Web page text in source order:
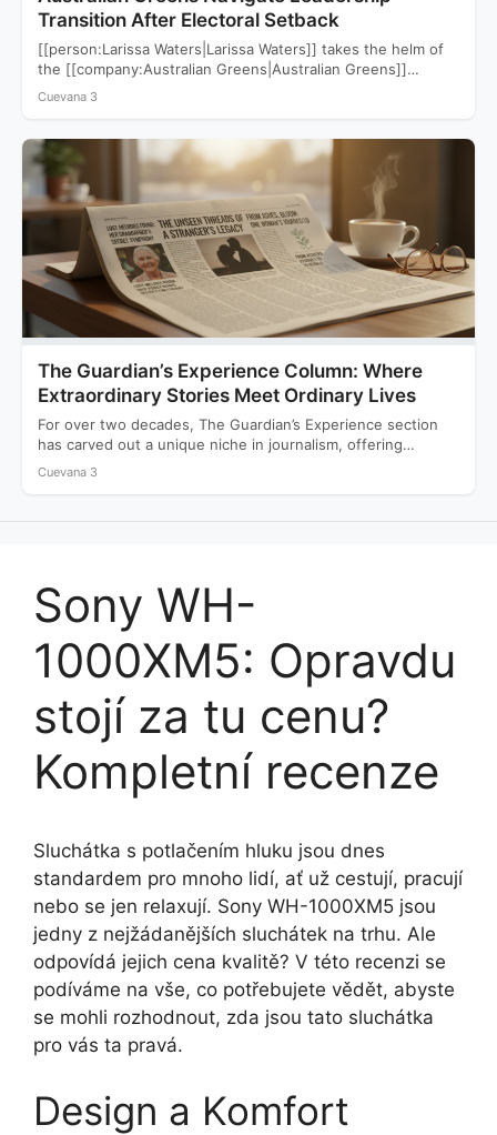
Transition After Electoral Setback
[[person:Larissa Waters|Larissa Waters]] takes the helm of
the [[company:Australian Greens|Australian Greens]]
following a devastating 2025 election that saw…
Cuevana 3
The Guardian’s Experience Column: Where
Extraordinary Stories Meet Ordinary Lives
For over two decades, The Guardian’s Experience section
has carved out a unique niche in journalism, offering
readers…
Cuevana 3
Sony WH-
1000XM5: Opravdu
stojí za tu cenu?
Kompletní recenze
Sluchátka s potlačením hluku jsou dnes
standardem pro mnoho lidí, ať už cestují, pracují
nebo se jen relaxují. Sony WH-1000XM5 jsou
jedny z nejžádanějších sluchátek na trhu. Ale
odpovídá jejich cena kvalitě? V této recenzi se
podíváme na vše, co potřebujete vědět, abyste
se mohli rozhodnout, zda jsou tato sluchátka
pro vás ta pravá.
Design a Komfort